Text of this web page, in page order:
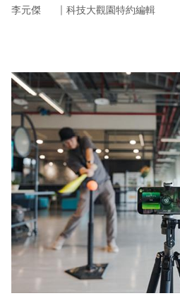
李元傑 ｜ 科技大觀園特約編輯